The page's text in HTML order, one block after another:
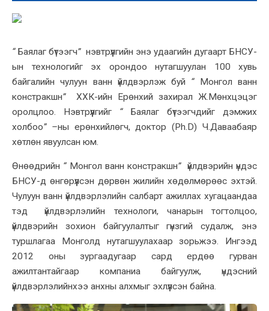
“ Баялаг бүтээгч” нэвтрүүлгийн энэ удаагийн дугаарт БНСУ-
ын технологийг эх орондоо нутагшуулан 100 хувь
байгалийн чулуун ванн үйлдвэрлэж буй “ Монгол ванн
констракшн”
ХХК-ийн Ерөнхий захирал Ж.Мөнхцэцэг
оролцлоо. Нэвтрүүлгийг “ Баялаг бүтээгчдийг дэмжих
холбоо” –ны ерөнхийлөгч, доктор (Ph.D) Ч.Даваабаяр
хөтлөн явуулсан юм.
Өнөөдрийн “ Монгол ванн констракшн” үйлдвэрийн үндэс
БНСУ-д өнгөрүүлсэн дөрвөн жилийн хөдөлмөрөөс эхтэй.
Чулуун ванн үйлдвэрлэлийн салбарт ажиллах хугацаандаа
тэд үйлдвэрлэлийн технологи, чанарын тогтолцоо,
үйлдвэрийн зохион байгуулалтыг гүнзгий судалж, энэ
туршлагаа Монголд нутагшуулахаар зорьжээ. Ингээд
2012 оны зургаадугаар сард ердөө гурван
ажилтантайгаар компаниа байгуулж, үндэсний
үйлдвэрлэлийнхээ анхны алхмыг эхлүүлсэн байна.